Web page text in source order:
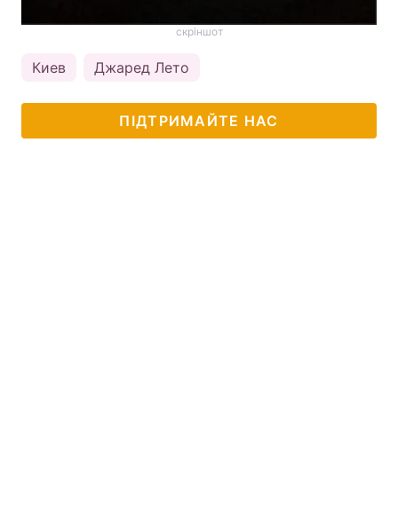
скріншот
Киев Джаред Лето
ПІДТРИМАЙТЕ НАС